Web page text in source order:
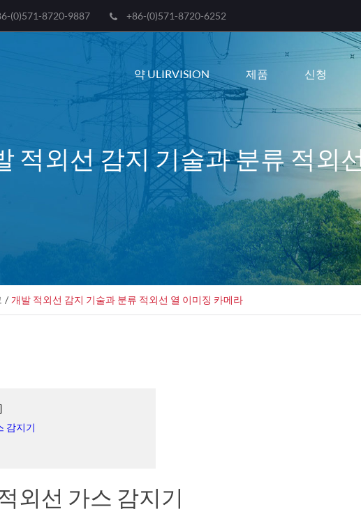
(0)571-8720-9887 +86-(0)571-8720-6252
약 ULIRVISION 제품 신청
적외선 감지 기술과 분류 적외
개발 적외선 감지 기술과 분류 적외선 열 이미징 카메라
]
감지기
외선 가스 감지기